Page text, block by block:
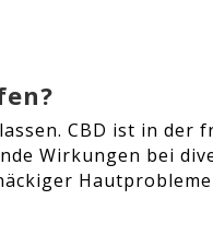
CBD ist in der
Wirkungen bei